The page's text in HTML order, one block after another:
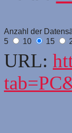
Anzahl der
5
10 15
URL: